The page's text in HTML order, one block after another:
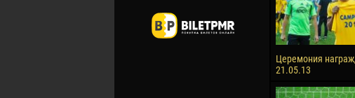
Церемония
21.05.13